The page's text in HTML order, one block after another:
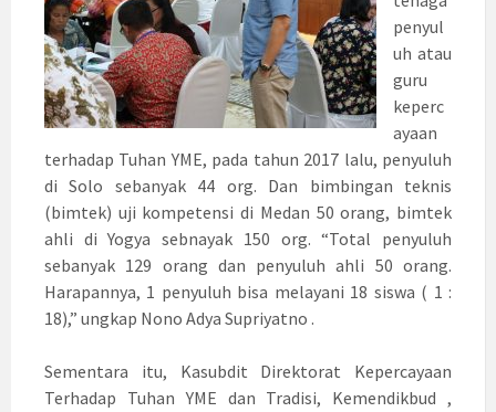
penyul
uh atau
guru
keperc
ayaan
terhadap Tuhan YME, pada tahun 2017 lalu, penyuluh
di Solo sebanyak 44 org. Dan bimbingan teknis
(bimtek) uji kompetensi di Medan 50 orang, bimtek
ahli di Yogya sebnayak 150 org. “Total penyuluh
sebanyak 129 orang dan penyuluh ahli 50 orang.
Harapannya, 1 penyuluh bisa melayani 18 siswa ( 1 :
18),” ungkap Nono Adya Supriyatno .
Sementara itu, Kasubdit Direktorat Kepercayaan
Terhadap Tuhan YME dan Tradisi, Kemendikbud ,